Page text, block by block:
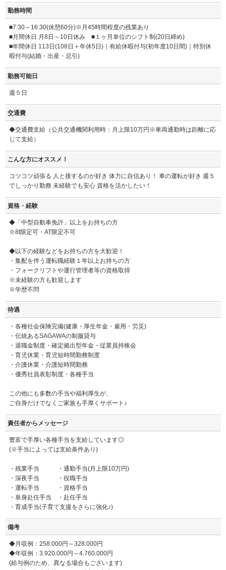
勤務時間
■7:30～16:30(休憩60分)※月45時間程度の残業あり
■月間休日 月8日～10日休み ■１ヶ月単位のシフト制(20日締め)
■年間休日 113日(108日＋年休5日)｜有給休暇付与(初年度10日間)｜特別休
暇付与(結婚・出産・忌引)
勤務可能日
週５日
交通費
◆交通費支給（公共交通機関利用時：月上限10万円※車両通勤時は距離に応
じて支給）
こんな方にオススメ！
コツコツ頑張る 人と接するのが好き 体力に自信あり！ 車の運転が好き 週５
でしっかり勤務 未経験でも安心 資格を活かしたい！
資格・経験
◆「中型自動車免許」以上をお持ちの方
※8t限定可・AT限定不可
◆以下の経験などをお持ちの方を大歓迎！
・集配を伴う運転職経験１年以上お持ちの方
・フォークリフトや運行管理者等の資格取得
※未経験の方も歓迎します
※学歴不問
待遇
・各種社会保険完備(健康・厚生年金・雇用・労災)
・伝統あるSAGAWAの制服貸与
・退職金制度・確定拠出型年金・従業員持株会
・育児休業・育児短時間勤務制度
・介護休業・介護短時間勤務
・優秀社員表彰制度・各種手当
この他にも多数の手当や福利厚生が、
ご自身だけでなくご家族も手厚くサポート♪
責任者からメッセージ
豊富で手厚い各種手当を支給しています◎
(※手当によっては支給条件あり)
・残業手当 ・通勤手当(月上限10万円)
・深夜手当 ・役職手当
・運転手当 ・資格手当
・単身赴任手当 ・赴任手当
・育成手当(子育て支援をさらに強化♪)
備考
◆月収例：258.000円～328.000円
◆年収例：3.920.000円～4.760.000円
(給与例のため、異なる場合もございます)